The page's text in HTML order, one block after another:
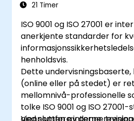
21 Timer
ISO 9001 og ISO 27001 er
anerkjente standarder for
henholdsvis.
Dette
(online eller på stedet) er
mellomnivå-professionelle
tolke ISO 9001 og ISO